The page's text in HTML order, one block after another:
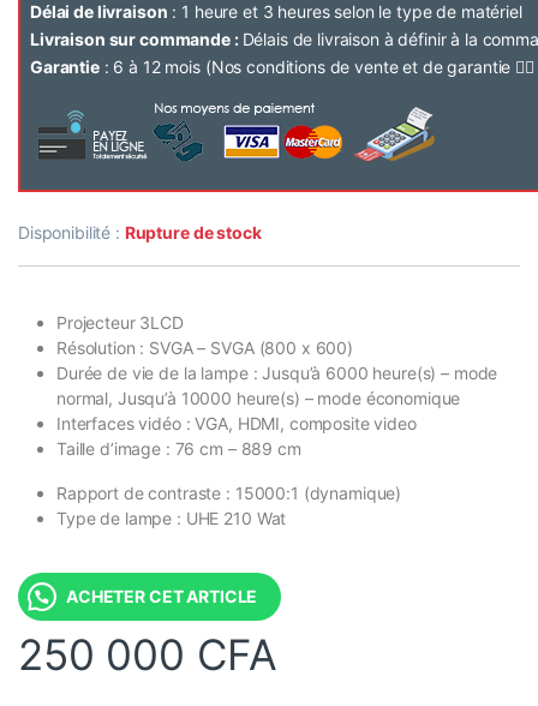
Délai de livraison : 1 heure et 3 heures selon le type de matériel
Livraison sur commande : Délais de livraison à définir à la
Garantie: 6 à 12 mois (Nos conditions de vente et de garantie 👉🏽
Disponibilité : Rupture de stock
Projecteur 3LCD
Résolution : SVGA – SVGA (800 x 600)
Durée de vie de la lampe : Jusqu’à 6000 heure(s) – mode
normal, Jusqu’à 10000 heure(s) – mode économique
Interfaces vidéo : VGA, HDMI, composite video
Taille d’image : 76 cm – 889 cm
Rapport de contraste : 15000:1 (dynamique)
Type de lampe : UHE 210 Wat
ACHETER CET ARTICLE
250 000 CFA